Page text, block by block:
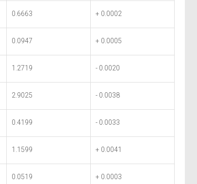
0.6663 + 0.0002
0.0947 + 0.0005
1.2719 - 0.0020
2.9025 - 0.0038
0.4199 - 0.0033
1.1599 + 0.0041
0.0519 + 0.0003